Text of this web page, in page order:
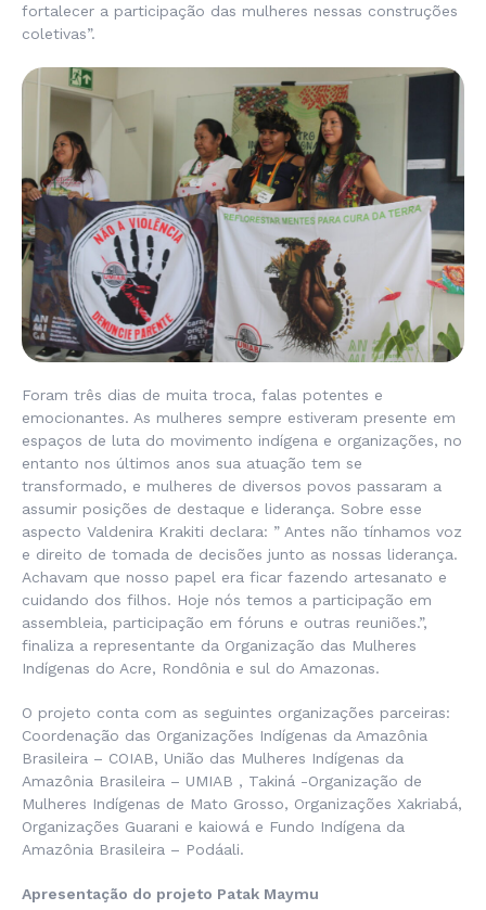
fortalecer a participação das mulheres nessas construções
coletivas”.
Foram três dias de muita troca, falas potentes e
emocionantes. As mulheres sempre estiveram presente em
espaços de luta do movimento indígena e organizações, no
entanto nos últimos anos sua atuação tem se
transformado, e mulheres de diversos povos passaram a
assumir posições de destaque e liderança. Sobre esse
aspecto Valdenira Krakiti declara: ” Antes não tínhamos voz
e direito de tomada de decisões junto as nossas liderança.
Achavam que nosso papel era ficar fazendo artesanato e
cuidando dos filhos. Hoje nós temos a participação em
assembleia, participação em fóruns e outras reuniões.”,
finaliza a representante da Organização das Mulheres
Indígenas do Acre, Rondônia e sul do Amazonas.
O projeto conta com as seguintes organizações parceiras:
Coordenação das Organizações Indígenas da Amazônia
Brasileira – COIAB, União das Mulheres Indígenas da
Amazônia Brasileira – UMIAB , Takiná -Organização de
Mulheres Indígenas de Mato Grosso, Organizações Xakriabá,
Organizações Guarani e kaiowá e Fundo Indígena da
Amazônia Brasileira – Podáali.
Apresentação do projeto Patak Maymu